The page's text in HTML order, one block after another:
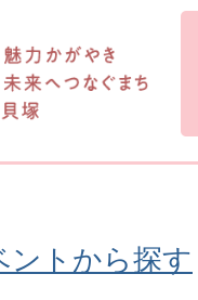
ントから探す